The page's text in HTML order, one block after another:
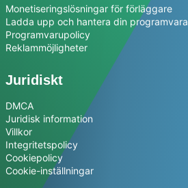
Monetiseringslösningar för förläggare
Ladda upp och hantera din programvara
Programvarupolicy
Reklammöjligheter
Juridiskt
DMCA
Juridisk information
Villkor
Integritetspolicy
Cookiepolicy
Cookie-inställningar